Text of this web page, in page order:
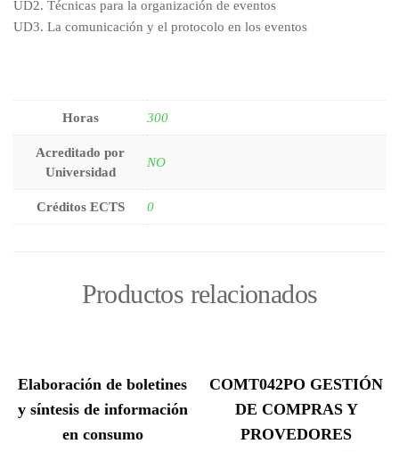
UD2. Técnicas para la organización de eventos
UD3. La comunicación y el protocolo en los eventos
Horas 300
Acreditado por
Universidad
NO
Créditos ECTS 0
Productos relacionados
Elaboración de boletines
y síntesis de información
en consumo
COMT042PO GESTIÓN
DE COMPRAS Y
PROVEDORES